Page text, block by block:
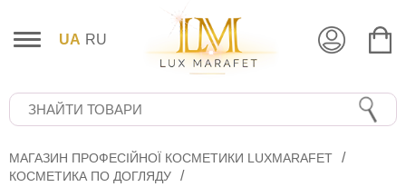
UA RU
МАГАЗИН ПРОФЕСІЙНОЇ КОСМЕТИКИ LUXMARAFET
КОСМЕТИКА ПО ДОГЛЯДУ